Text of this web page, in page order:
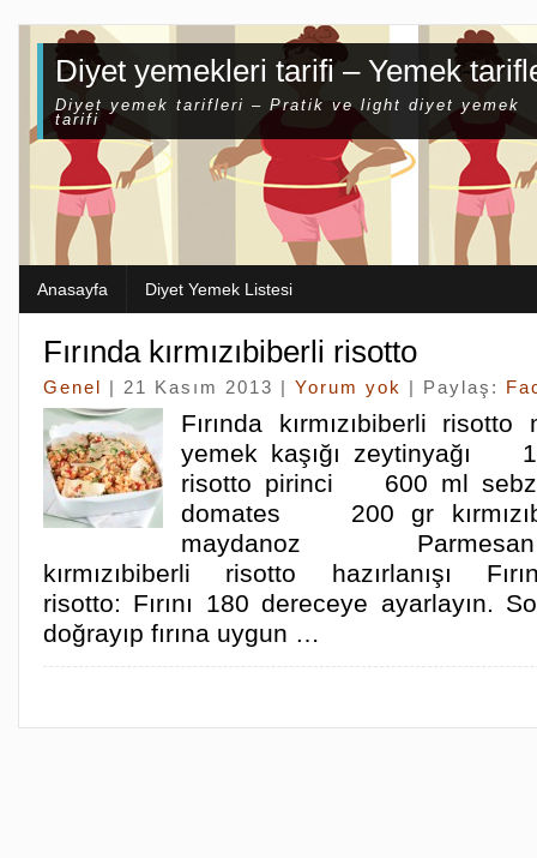
Diyet yemekleri tarifi – Yemek
Diyet yemek tarifleri – Pratik ve light diyet yemek
tarifi
Anasayfa Diyet Yemek Listesi
Fırında kırmızıbiberli risotto
Genel | 21 Kasım 2013 | Yorum yok | Paylaş:
Fırında kırmızıbiberli
yemek kaşığı
risotto pirinci 600 ml
domates 200 gr
maydanoz Parmesan
kırmızıbiberli risotto hazırlanışı
risotto: Fırını 180 dereceye ayarlayın.
doğrayıp fırına uygun …